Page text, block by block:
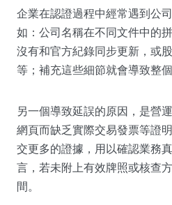
企業在認證過程中經常遇到公
如：公司名稱在不同文件中的
沒有和官方紀錄同步更新，或
等；補充這些細節就會導致整
另一個導致延誤的原因，是營
網頁而缺乏實際交易發票等證
交更多的證據，用以確認業務
言，若未附上有效牌照或核查
間。